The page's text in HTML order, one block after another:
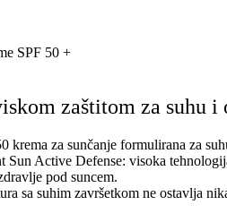
zaštitom za suhu
krema za sunčanje formulirana za
Sun Active Defense: visoka
pod suncem.
sa suhim završetkom ne ostavlja